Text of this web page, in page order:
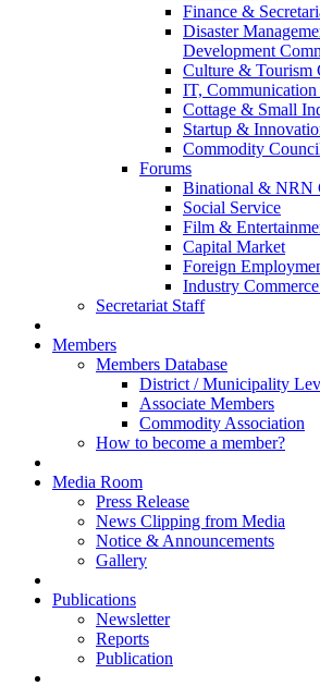
Finance &
Disaster
Development
Culture & Tourism
IT,
Cottage & Small
Startup &
Commodity
Forums
Binational & NRN
Social Service
Film &
Capital Market
Foreign
Industry
Secretariat Staff
Members
Members Database
District / Municipality
Associate Members
Commodity Association
How to become a member?
Media Room
Press Release
News Clipping from Media
Notice & Announcements
Gallery
Publications
Newsletter
Reports
Publication